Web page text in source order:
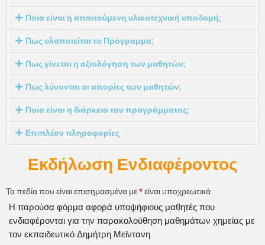
Ποια είναι η απαιτούμενη υλικοτεχνική υποδομή;
Πως υλοποιείται το Πρόγραμμα;
Πως γίνεται η αξιολόγηση των μαθητών;
Πως λύνονται οι απορίες των μαθητών;
Ποια είναι η διάρκεια του προγράμματος;
Επιπλέον πληροφορίες
Εκδήλωση Ενδιαφέροντος
Τα πεδία που είναι επισημασμένα με*είναι υποχρεωτικά
Η παρούσα φόρμα αφορά υποψήφιους μαθητές που
ενδιαφέρονται για την παρακολούθηση μαθημάτων χημείας με
τον εκπαιδευτικό Δημήτρη Μεϊντανη